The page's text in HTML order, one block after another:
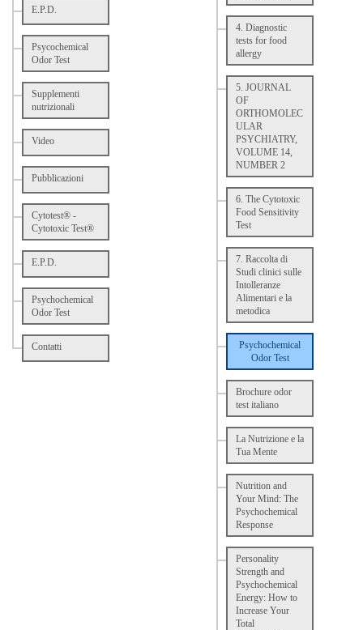
E.P.D.
Psycochemical
Odor Test
Supplementi
nutrizionali
Video
Pubblicazioni
Cytotest® -
Cytotoxic Test®
E.P.D.
Psychochemical
Odor Test
Contatti
4. Diagnostic
tests for food
allergy
5. JOURNAL
OF
ORTHOMOLEC
ULAR
PSYCHIATRY,
VOLUME 14,
NUMBER 2
6. The Cytotoxic
Food Sensitivity
Test
7. Raccolta di
Studi clinici sulle
Intolleranze
Alimentari e la
metodica
Psychochemical
Odor Test
Brochure odor
test italiano
La Nutrizione e la
Tua Mente
Nutrition and
Your Mind: The
Psychochemical
Response
Personality
Strength and
Psychochemical
Energy: How to
Increase Your
Total